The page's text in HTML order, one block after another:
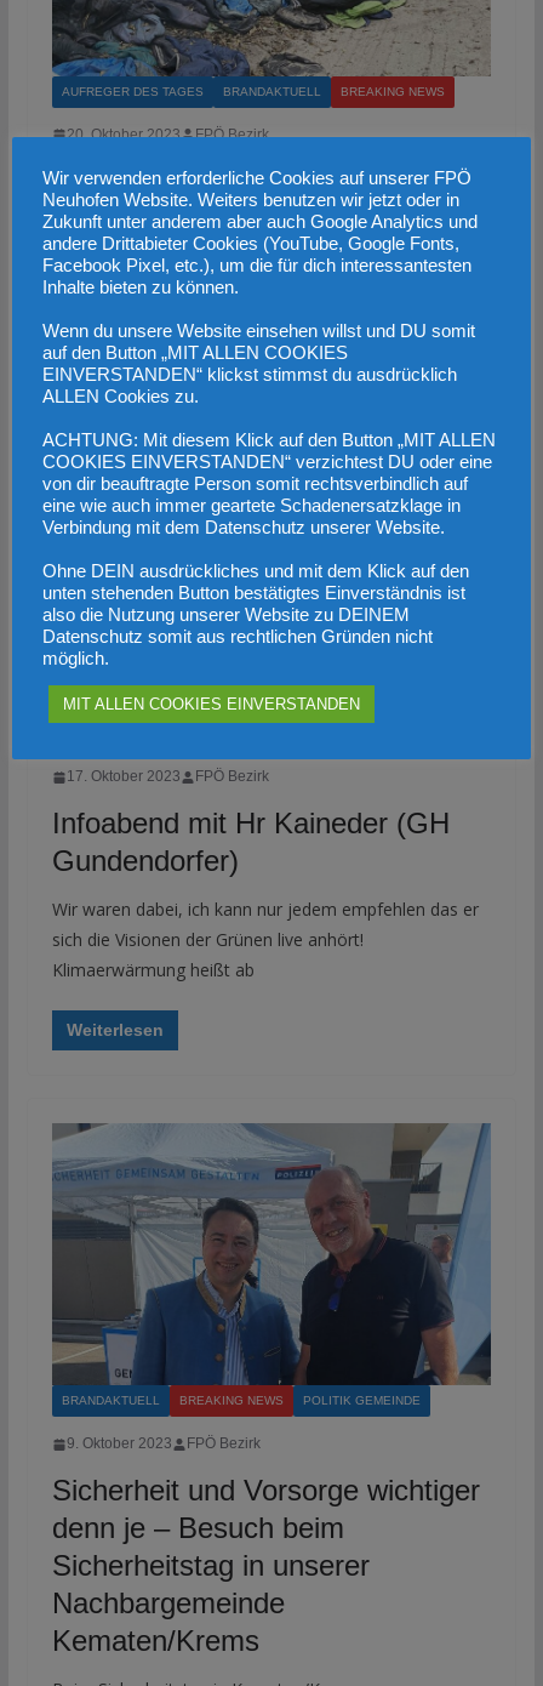
AUFREGER DES TAGES BRANDAKTUELL BREAKING NEWS
20. Oktober 2023 FPÖ Bezirk
Migrantenstrom reißt nicht ab
Aktuelle Bilder aus dem ungarisch-serbischen
Grenzgebiet belegen den ungezügelten Migratenstrom.
So sieht die Schlepper- bzw Migrantenroute aus. Die
Wälder sind
Weiterlesen
17. Oktober 2023 FPÖ Bezirk
Infoabend mit Hr Kaineder (GH
Gundendorfer)
Wir waren dabei, ich kann nur jedem empfehlen das er
sich die Visionen der Grünen live anhört!
Klimaerwärmung heißt ab
Weiterlesen
BRANDAKTUELL BREAKING NEWS POLITIK GEMEINDE
9. Oktober 2023 FPÖ Bezirk
Sicherheit und Vorsorge wichtiger
denn je – Besuch beim
Sicherheitstag in unserer
Nachbargemeinde
Kematen/Krems
Wir verwenden erforderliche Cookies auf unserer FPÖ
Neuhofen Website. Weiters benutzen wir jetzt oder in
Zukunft unter anderem aber auch Google Analytics und
andere Drittabieter Cookies (YouTube, Google Fonts,
Facebook Pixel, etc.), um die für dich interessantesten
Inhalte bieten zu können.
Wenn du unsere Website einsehen willst und DU somit
auf den Button „MIT ALLEN COOKIES
EINVERSTANDEN“ klickst stimmst du ausdrücklich
ALLEN Cookies zu.
ACHTUNG: Mit diesem Klick auf den Button „MIT ALLEN
COOKIES EINVERSTANDEN“ verzichtest DU oder eine
von dir beauftragte Person somit rechtsverbindlich auf
eine wie auch immer geartete Schadenersatzklage in
Verbindung mit dem Datenschutz unserer Website.
Ohne DEIN ausdrückliches und mit dem Klick auf den
unten stehenden Button bestätigtes Einverständnis ist
also die Nutzung unserer Website zu DEINEM
Datenschutz somit aus rechtlichen Gründen nicht
möglich.
MIT ALLEN COOKIES EINVERSTANDEN